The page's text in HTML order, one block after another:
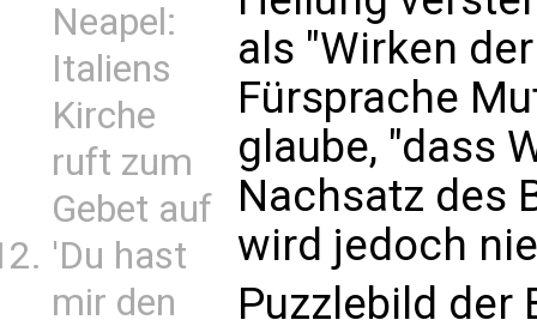
Neapel:
Italiens
Kirche
ruft zum
Gebet auf
'Du hast
mir den
als "Wirken
Fürsprache
glaube, "dass
Nachsatz des
wird jedoch
Puzzlebild der